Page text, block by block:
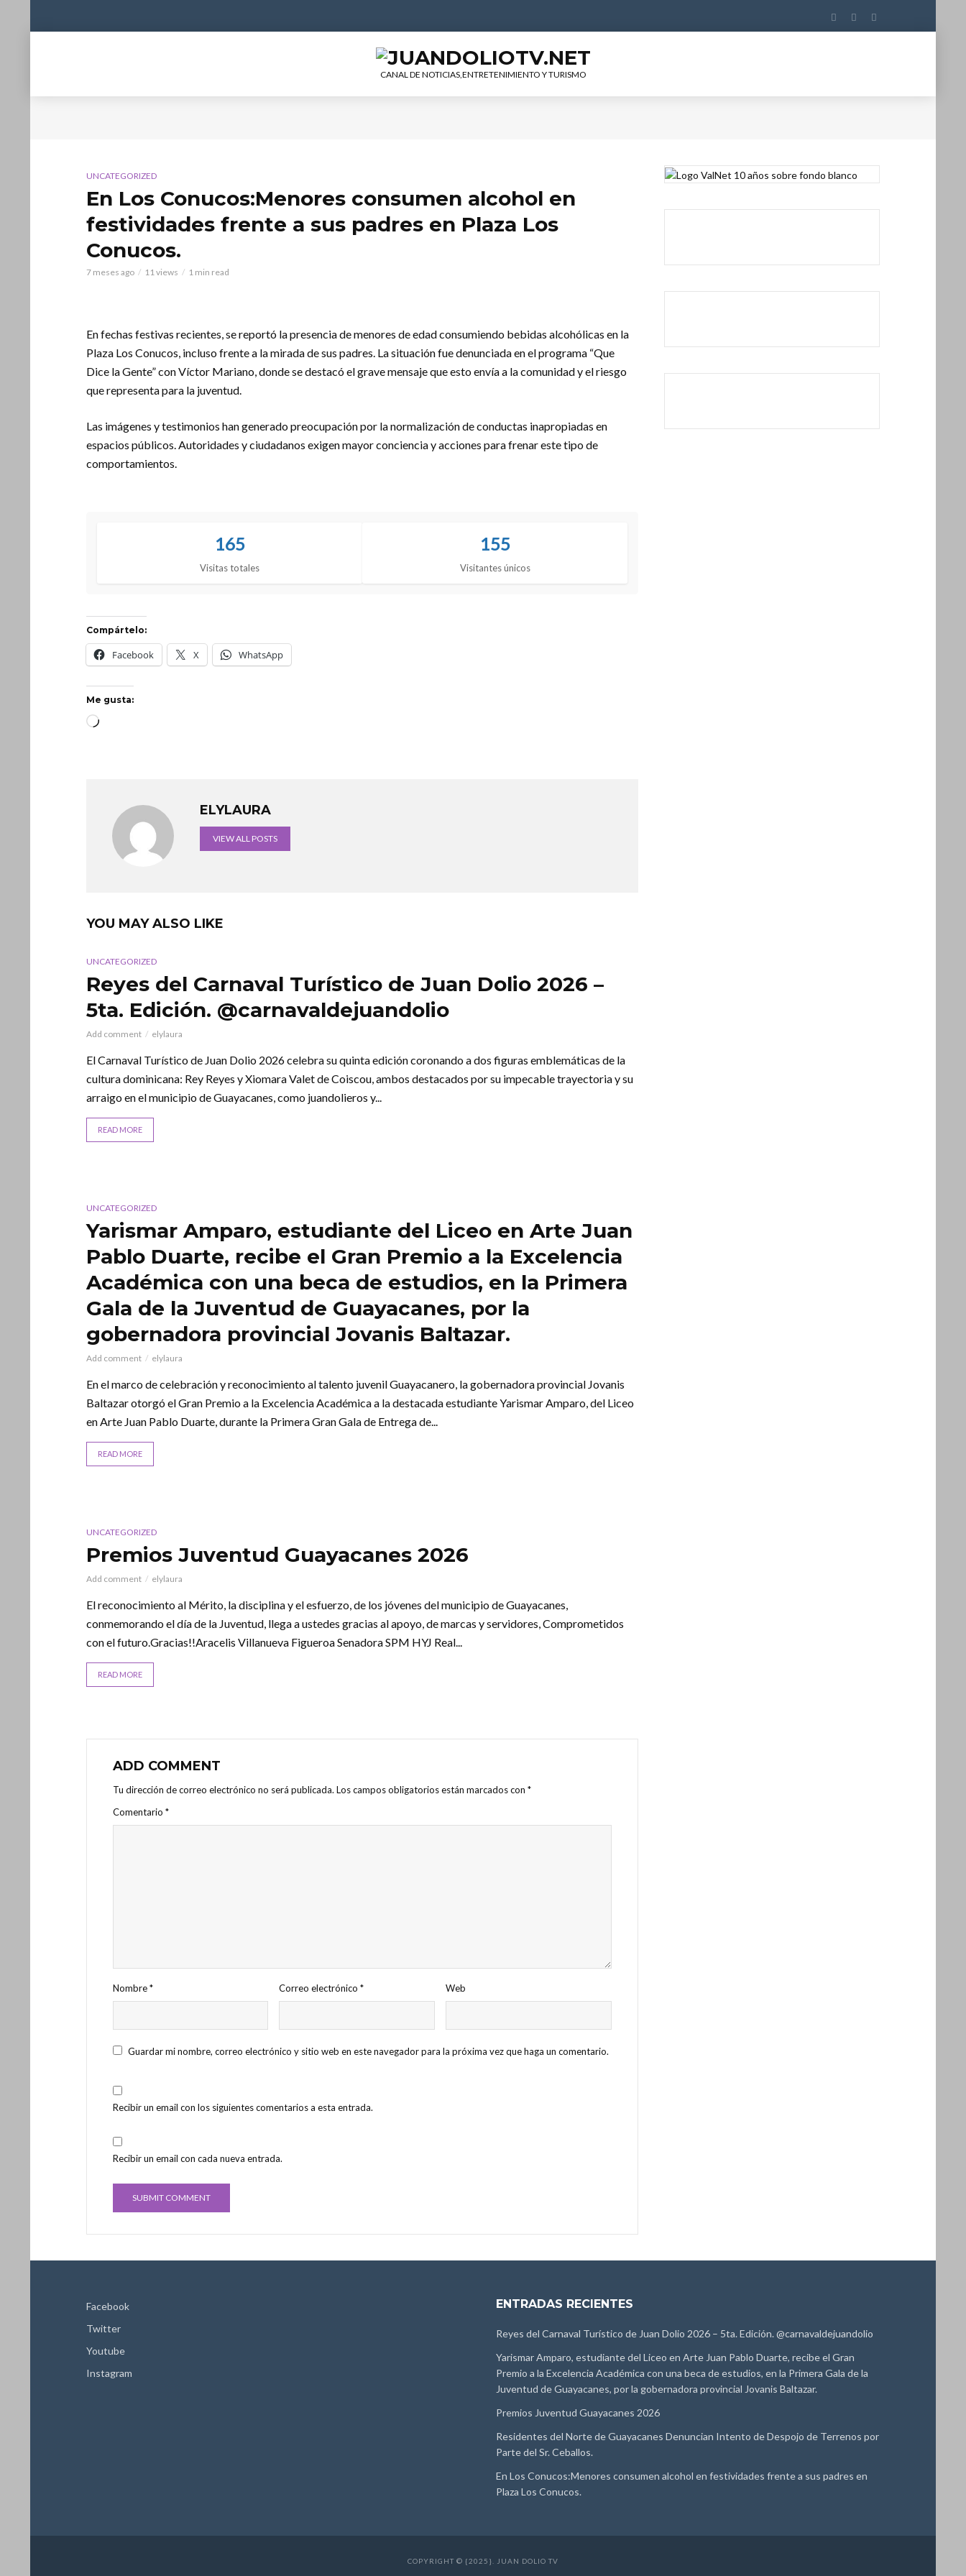
CANAL DE NOTICIAS,ENTRETENIMIENTO Y TURISMO
UNCATEGORIZED
En Los Conucos:Menores consumen alcohol en
festividades frente a sus padres en Plaza Los
Conucos.
7 meses ago 11 views 1 min read
En fechas festivas recientes, se reportó la presencia de menores de edad consumiendo bebidas alcohólicas en la
Plaza Los Conucos, incluso frente a la mirada de sus padres. La situación fue denunciada en el programa “Que
Dice la Gente” con Víctor Mariano, donde se destacó el grave mensaje que esto envía a la comunidad y el riesgo
que representa para la juventud.
Las imágenes y testimonios han generado preocupación por la normalización de conductas inapropiadas en
espacios públicos. Autoridades y ciudadanos exigen mayor conciencia y acciones para frenar este tipo de
comportamientos.
165
Visitas totales
155
Visitantes únicos
Compártelo:
Facebook X WhatsApp
Me gusta:
Loading…
ELYLAURA
VIEW ALL POSTS
YOU MAY ALSO LIKE
UNCATEGORIZED
Reyes del Carnaval Turístico de Juan Dolio 2026 –
5ta. Edición. @carnavaldejuandolio
Add comment elylaura
El Carnaval Turístico de Juan Dolio 2026 celebra su quinta edición coronando a dos figuras emblemáticas de la
cultura dominicana: Rey Reyes y Xiomara Valet de Coiscou, ambos destacados por su impecable trayectoria y su
arraigo en el municipio de Guayacanes, como juandolieros y...
READ MORE
UNCATEGORIZED
Yarismar Amparo, estudiante del Liceo en Arte Juan
Pablo Duarte, recibe el Gran Premio a la Excelencia
Académica con una beca de estudios, en la Primera
Gala de la Juventud de Guayacanes, por la
gobernadora provincial Jovanis Baltazar.
Add comment elylaura
En el marco de celebración y reconocimiento al talento juvenil Guayacanero, la gobernadora provincial Jovanis
Baltazar otorgó el Gran Premio a la Excelencia Académica a la destacada estudiante Yarismar Amparo, del Liceo
en Arte Juan Pablo Duarte, durante la Primera Gran Gala de Entrega de...
READ MORE
UNCATEGORIZED
Premios Juventud Guayacanes 2026
Add comment elylaura
El reconocimiento al Mérito, la disciplina y el esfuerzo, de los jóvenes del municipio de Guayacanes,
conmemorando el día de la Juventud, llega a ustedes gracias al apoyo, de marcas y servidores, Comprometidos
con el futuro.Gracias!!Aracelis Villanueva Figueroa Senadora SPM HYJ Real...
READ MORE
ADD COMMENT
Tu dirección de correo electrónico no será publicada. Los campos obligatorios están marcados con *
Comentario *
Nombre* Correo electrónico* Web
Guardar mi nombre, correo electrónico y sitio web en este navegador para la próxima vez que haga un comentario.
Recibir un email con los siguientes comentarios a esta entrada.
Recibir un email con cada nueva entrada.
Facebook
Twitter
Youtube
Instagram
ENTRADAS RECIENTES
Reyes del Carnaval Turístico de Juan Dolio 2026 – 5ta. Edición. @carnavaldejuandolio
Yarismar Amparo, estudiante del Liceo en Arte Juan Pablo Duarte, recibe el Gran
Premio a la Excelencia Académica con una beca de estudios, en la Primera Gala de la
Juventud de Guayacanes, por la gobernadora provincial Jovanis Baltazar.
Premios Juventud Guayacanes 2026
Residentes del Norte de Guayacanes Denuncian Intento de Despojo de Terrenos por
Parte del Sr. Ceballos.
En Los Conucos:Menores consumen alcohol en festividades frente a sus padres en
Plaza Los Conucos.
COPYRIGHT © {2025}. JUAN DOLIO TV